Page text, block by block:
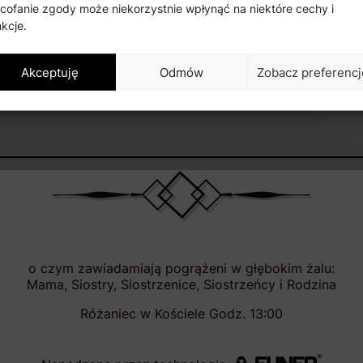
zgody może niekorzystnie wpłynąć na niektóre cechy i
Akceptuję Odmów Zobacz
Udostępnij nekrolog ✿ Zamów kwiaty
o czym zawiadamiają pogrążeni w głębokim żalu:
Mama, Siostry, Siostrzenice, Siostrzeńcy i Rodzina
Różaniec w Kościele Godz. 13:00